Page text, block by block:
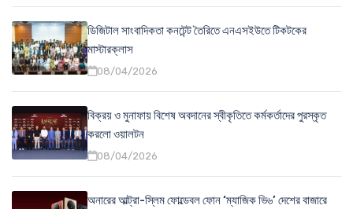
ডিজিটাল সাংবাদিকতা কনটেন্ট তৈরিতে এনএসইউতে টিকটকের
মাস্টারক্লাস
08/04/2026
বিক্রয় ও মুনাফায় বিশেষ অবদানের স্বীকৃতিতে কর্মকর্তাদের পুরস্কৃত
করলো ওয়ালটন
08/04/2026
অনারের আল্ট্রা-স্লিম ফোল্ডেবল ফোন ‘ম্যাজিক ভি৬’ দেশের বাজারে